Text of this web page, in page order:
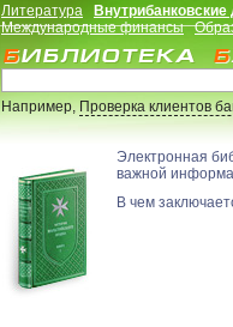
Литература
Международные финансы
Например,Проверка клиентов
Электронная
важной
В чем